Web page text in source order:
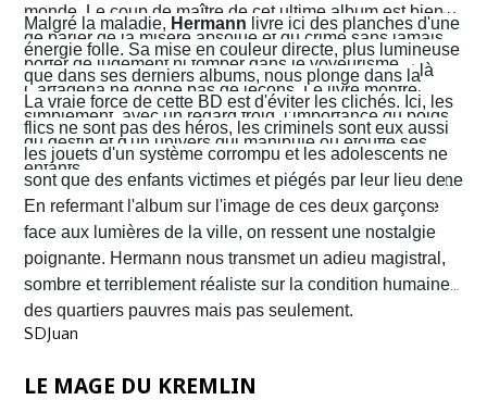
l’un des chefs du gang local qui n’est autre que le neveu
d’Arriega. Devenus des hommes à abattre, Alvaro et
Nacho s'enfuient vers la frontière américaine. C’est là
qu’ils vont croiser, Félix Garzon, un flic quadragénaire
fatigué qui les regarde courir…
monde. Le coup de maître de cet ultime album est bien
de parler de la misère absolue et du crime sans jamais
porter de jugement ni tomber dans le voyeurisme.
Cartagena ne donne pas de leçons. Le livre montre
simplement, avec un regard froid, l’importance du poids
du destin et d'un univers qui manipule ou étouffe ses
enfants.
Malgré la maladie, Hermann livre ici des planches d'une
énergie folle. Sa mise en couleur directe, plus lumineuse
que dans ses derniers albums, nous plonge dans la
poussière et la sueur comme lui seul savait les
transmettre. On y retrouve ses fameux visages fatigués
aux mâchoires carrées portant en eux toute la détresse
ou la noirceur du monde. Le scénario d' Yves H. est d'une
fluidité exemplaire. On est emporté dans une aventure
mêlant road trip étouffant, récit existentiel et course
contre la montre où chaque case souligne l'urgence de
survivre.
La vraie force de cette BD est d'éviter les clichés. Ici, les
flics ne sont pas des héros, les criminels sont eux aussi
les jouets d'un système corrompu et les adolescents ne
sont que des enfants victimes et piégés par leur lieu de
naissance.
En refermant l'album sur l'image de ces deux garçons
face aux lumières de la ville, on ressent une nostalgie
poignante. Hermann nous transmet un adieu magistral,
sombre et terriblement réaliste sur la condition humaine
des quartiers pauvres mais pas seulement.
SDJuan
LE MAGE DU KREMLIN